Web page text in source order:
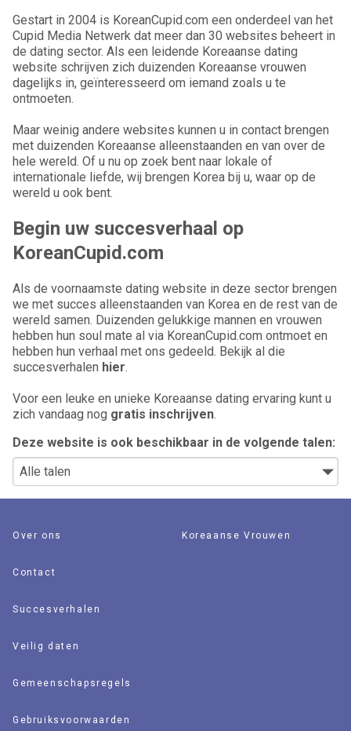
Gestart in 2004 is KoreanCupid.com een onderdeel van het
Cupid Media Netwerk dat meer dan 30 websites beheert in
de dating sector. Als een leidende Koreaanse dating
website schrijven zich duizenden Koreaanse vrouwen
dagelijks in, geïnteresseerd om iemand zoals u te
ontmoeten.
Maar weinig andere websites kunnen u in contact brengen
met duizenden Koreaanse alleenstaanden en van over de
hele wereld. Of u nu op zoek bent naar lokale of
internationale liefde, wij brengen Korea bij u, waar op de
wereld u ook bent.
Begin uw succesverhaal op
KoreanCupid.com
Als de voornaamste dating website in deze sector brengen
we met succes alleenstaanden van Korea en de rest van de
wereld samen. Duizenden gelukkige mannen en vrouwen
hebben hun soul mate al via KoreanCupid.com ontmoet en
hebben hun verhaal met ons gedeeld. Bekijk al die
succesverhalen hier.
Voor een leuke en unieke Koreaanse dating ervaring kunt u
zich vandaag nog gratis inschrijven.
Deze website is ook beschikbaar in de volgende talen:
Over ons
Contact
Succesverhalen
Veilig daten
Gemeenschapsregels
Gebruiksvoorwaarden
Koreaanse Vrouwen